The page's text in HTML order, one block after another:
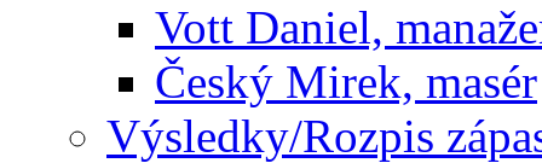
Vott Daniel,
Český Mirek, masér
Výsledky/Rozpis